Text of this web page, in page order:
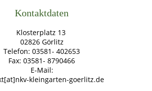
Kontaktdaten
Klosterplatz 13
02826 Görlitz
Telefon: 03581- 402653
Fax: 03581- 8790466
E-Mail:
kleingarten-goerlitz.de